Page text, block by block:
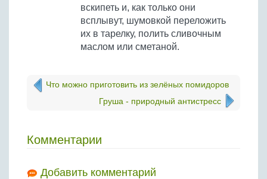
вскипеть и, как только они
всплывут, шумовкой переложить
их в тарелку, полить сливочным
маслом или сметаной.
Что можно приготовить из зелёных помидоров
Груша - природный антистресс
Комментарии
Добавить комментарий